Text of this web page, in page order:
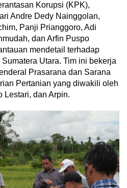
Korupsi (KPK),
Andre Dedy Nainggolan,
Panji Prianggoro, Adi
dan Arfin Puspo
mendetail terhadap
Utara. Tim ini bekerja
Prasarana dan Sarana
Pertanian yang diwakili oleh
Lestari, dan Arpin.